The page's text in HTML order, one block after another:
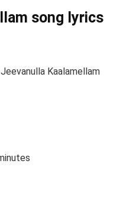
song lyrics
Kaalamellam